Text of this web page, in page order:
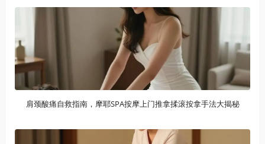
肩颈酸痛自救指南，摩耶SPA按摩上门推拿揉滚按拿手法大揭秘